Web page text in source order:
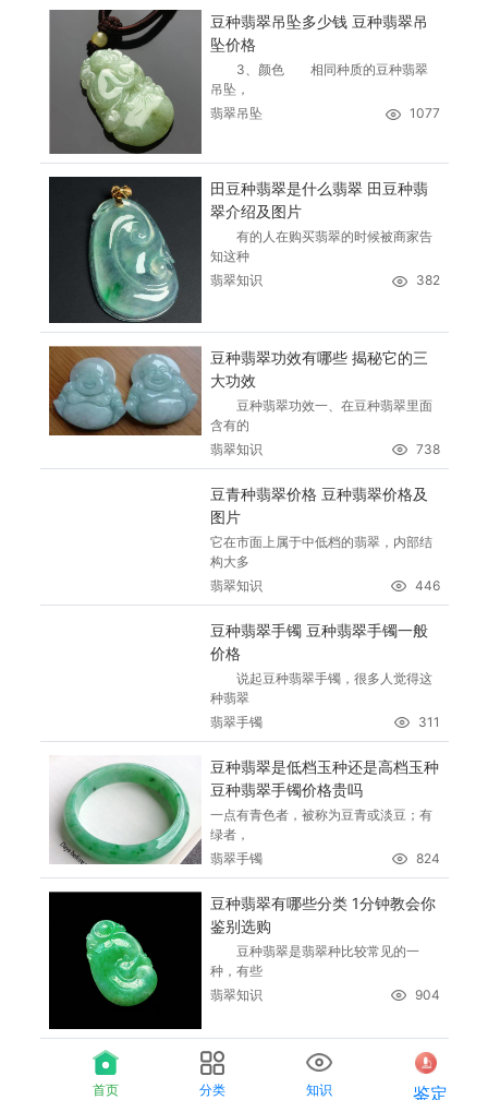
豆种翡翠吊坠多少钱 豆种翡翠吊
坠价格
3、颜色 相同种质的豆种翡翠
吊坠，
翡翠吊坠
1077
田豆种翡翠是什么翡翠 田豆种翡
翠介绍及图片
有的人在购买翡翠的时候被商家告
知这种
翡翠知识
382
豆种翡翠功效有哪些 揭秘它的三
大功效
豆种翡翠功效一、在豆种翡翠里面
含有的
翡翠知识
738
豆青种翡翠价格 豆种翡翠价格及
图片
它在市面上属于中低档的翡翠，内部结
构大多
翡翠知识
446
豆种翡翠手镯 豆种翡翠手镯一般
价格
说起豆种翡翠手镯，很多人觉得这
种翡翠
翡翠手镯
311
豆种翡翠是低档玉种还是高档玉种
豆种翡翠手镯价格贵吗
一点有青色者，被称为豆青或淡豆；有
绿者，
翡翠手镯
824
豆种翡翠有哪些分类 1分钟教会你
鉴别选购
豆种翡翠是翡翠种比较常见的一
种，有些
翡翠知识
904
首页 分类 知识 鉴定